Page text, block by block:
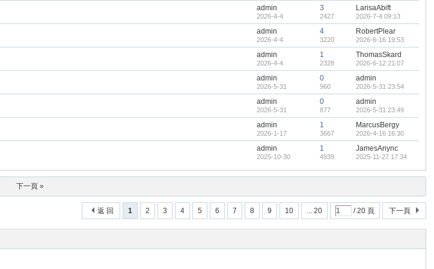
admin
2026-4-4
3
2427
LarisaAbift
2026-7-4 09:13
admin
2026-4-4
4
3220
RobertPlear
2026-6-16 19:53
admin
2026-4-4
1
2328
ThomasSkard
2026-6-12 21:07
admin
2026-5-31
0
960
admin
2026-5-31 23:54
admin
2026-5-31
0
877
admin
2026-5-31 23:49
admin
2026-1-17
1
3667
MarcusBergy
2026-4-16 16:30
admin
2025-10-30
1
4939
JamesAnync
2025-11-27 17:34
下一頁 »
1 2 3 4 5 6 7 8 9 10 ... 20 / 20 頁 下一頁
返 回